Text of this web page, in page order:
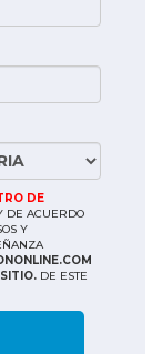
DE
DE ACUERDO
Y
DE ESTE